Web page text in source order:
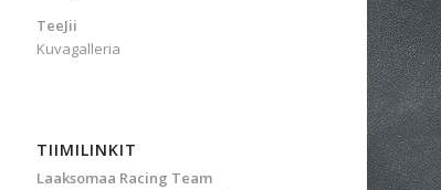
TeeJii
Kuvagalleria
TIIMILINKIT
Laaksomaa Racing Team